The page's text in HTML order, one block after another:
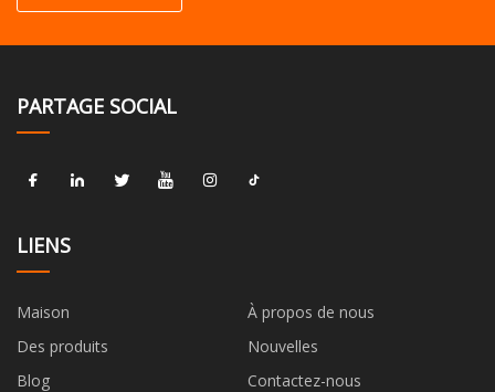
PARTAGE SOCIAL
LIENS
Maison
À propos de nous
Des produits
Nouvelles
Blog
Contactez-nous